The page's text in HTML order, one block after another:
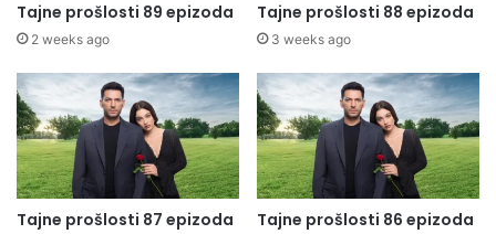
Tajne prošlosti 89 epizoda
2 weeks ago
Tajne prošlosti 88 epizoda
3 weeks ago
Tajne prošlosti 87 epizoda Tajne prošlosti 86 epizoda